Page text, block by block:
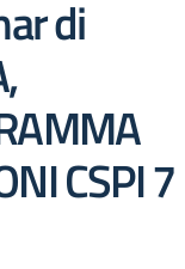
di
CSPI 7